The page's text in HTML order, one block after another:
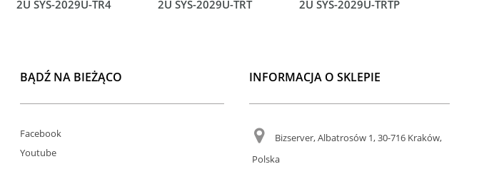
2U SYS-2029U-TR4
2U SYS-2029U-TRT
2U SYS-2029U-TRTP
BĄDŹ NA BIEŻĄCO
Facebook
Youtube
INFORMACJA O SKLEPIE
Bizserver, Albatrosów 1, 30-716 Kraków,
Polska